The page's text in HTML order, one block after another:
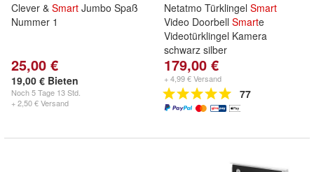
Clever & Smart Jumbo Spaß
Nummer 1
25,00 €
19,00 € Bieten
Noch5 Tage 13 Std.
+ 2,50 € Versand
Netatmo Türklingel Smart
Video Doorbell Smarte
Videotürklingel Kamera
schwarz silber
179,00 €
+ 4,99 € Versand
77